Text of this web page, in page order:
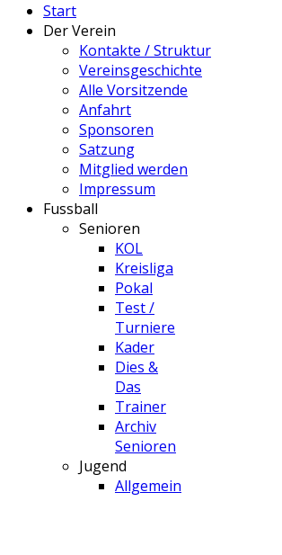
Start
Der Verein
Kontakte / Struktur
Vereinsgeschichte
Alle Vorsitzende
Anfahrt
Sponsoren
Satzung
Mitglied werden
Impressum
Fussball
Senioren
KOL
Kreisliga
Pokal
Test /
Turniere
Kader
Dies &
Das
Trainer
Archiv
Senioren
Jugend
Allgemein